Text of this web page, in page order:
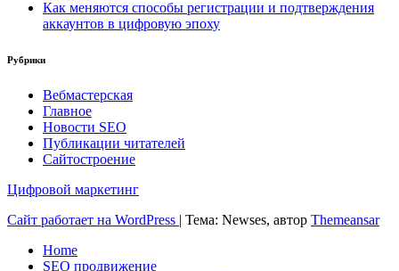
Как меняются способы регистрации и подтверждения
аккаунтов в цифровую эпоху
Рубрики
Вебмастерская
Главное
Новости SEO
Публикации читателей
Сайтостроение
Цифровой маркетинг
Сайт работает на WordPress | Тема: Newses, автор Themeansar
Home
SEO продвижение